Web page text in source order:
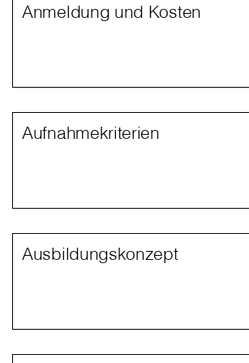
Anmeldung und Kosten
Aufnahmekriterien
Ausbildungskonzept